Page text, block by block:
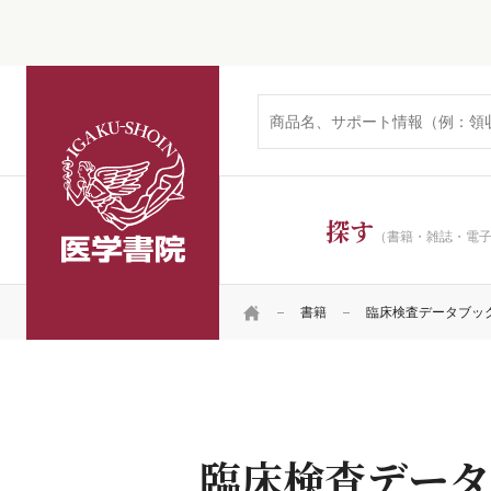
探す （書籍・雑誌・電
HOME 書籍 臨床検査データブ
臨床検査デー